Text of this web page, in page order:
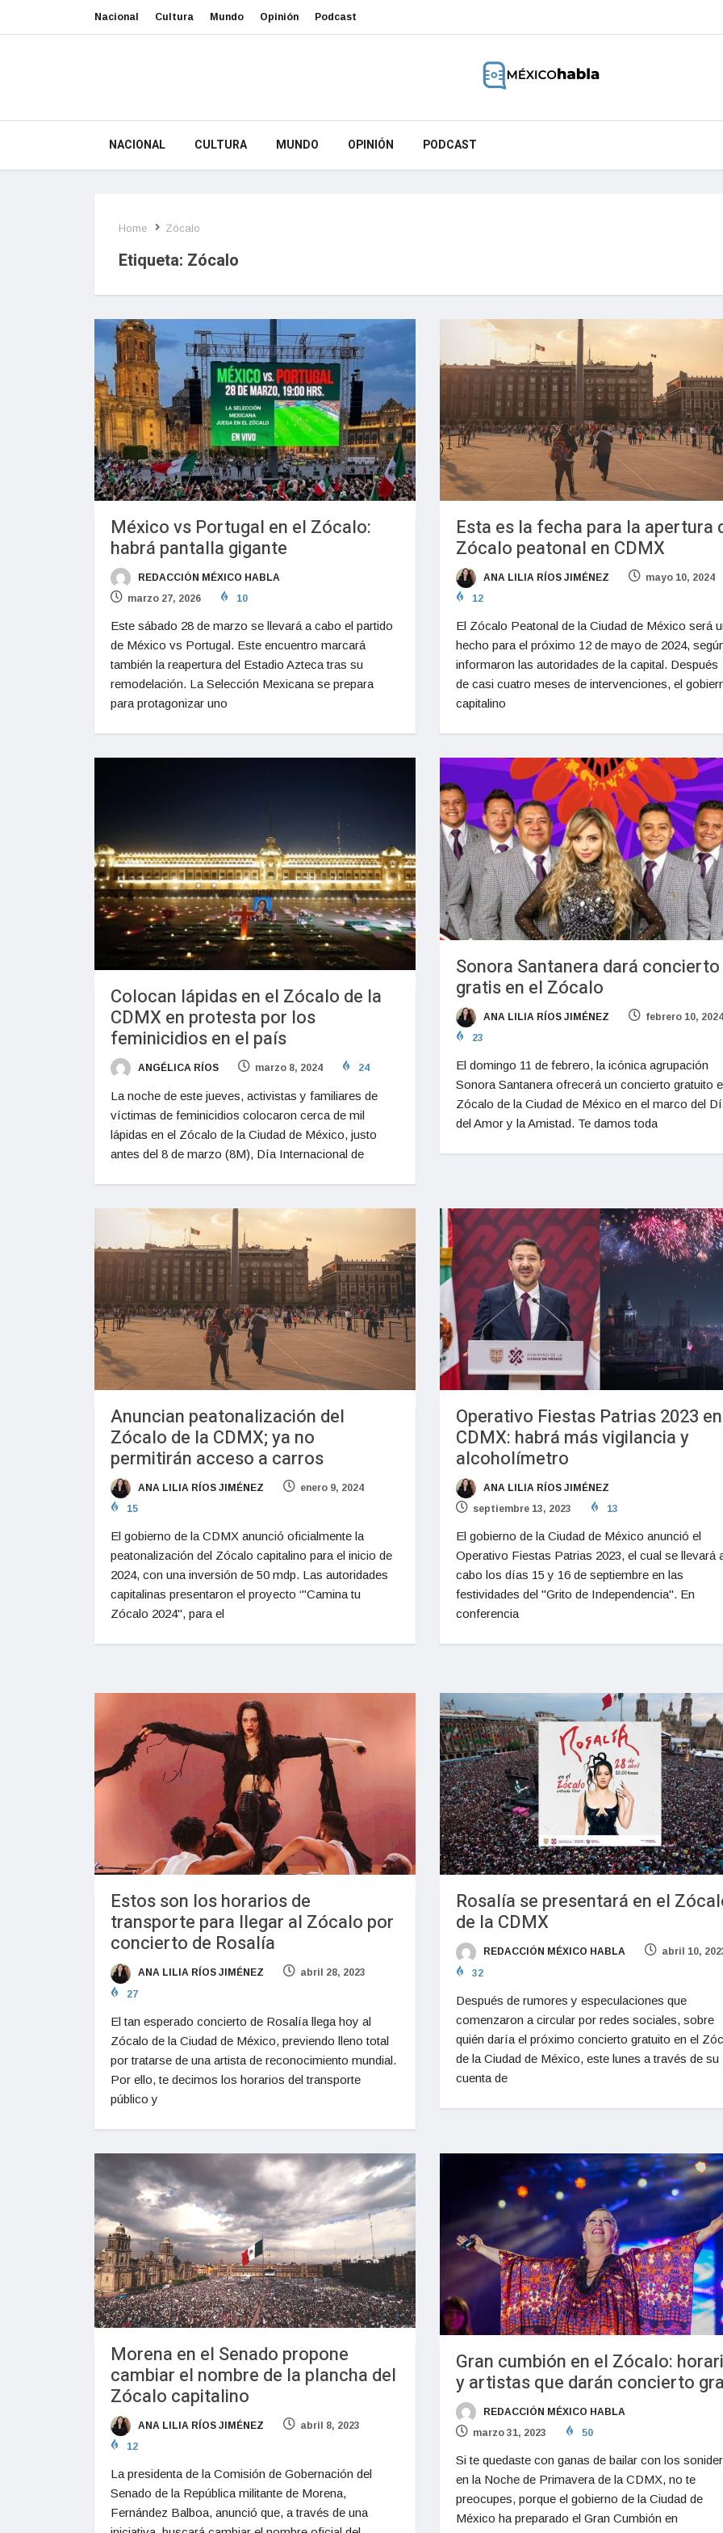
Nacional Cultura Mundo Opinión Podcast
NACIONAL CULTURA MUNDO OPINIÓN PODCAST
Home Zócalo
Etiqueta: Zócalo
México vs Portugal en el Zócalo:
habrá pantalla gigante
REDACCIÓN MÉXICO HABLA
marzo 27, 2026
10
Este sábado 28 de marzo se llevará a cabo el partido
de México vs Portugal. Este encuentro marcará
también la reapertura del Estadio Azteca tras su
remodelación. La Selección Mexicana se prepara
para protagonizar uno
Esta es la fecha para la apertura
Zócalo peatonal en CDMX
ANA LILIA RÍOS JIMÉNEZ
mayo 10, 2024
12
El Zócalo Peatonal de la Ciudad de México será
hecho para el próximo 12 de mayo de 2024,
informaron las autoridades de la capital. Después
de casi cuatro meses de intervenciones, el
capitalino
Colocan lápidas en el Zócalo de la
CDMX en protesta por los
feminicidios en el país
ANGÉLICA RÍOS marzo 8, 2024 24
La noche de este jueves, activistas y familiares de
víctimas de feminicidios colocaron cerca de mil
lápidas en el Zócalo de la Ciudad de México, justo
antes del 8 de marzo (8M), Día Internacional de
Sonora Santanera dará concierto
gratis en el Zócalo
ANA LILIA RÍOS JIMÉNEZ
febrero 10, 2024
23
El domingo 11 de febrero, la icónica agrupación
Sonora Santanera ofrecerá un concierto gratuito
Zócalo de la Ciudad de México en el marco del
del Amor y la Amistad. Te damos toda
Anuncian peatonalización del
Zócalo de la CDMX; ya no
permitirán acceso a carros
ANA LILIA RÍOS JIMÉNEZ
enero 9, 2024
15
El gobierno de la CDMX anunció oficialmente la
peatonalización del Zócalo capitalino para el inicio de
2024, con una inversión de 50 mdp. Las autoridades
capitalinas presentaron el proyecto ‘"Camina tu
Zócalo 2024", para el
Operativo Fiestas Patrias 2023 en
CDMX: habrá más vigilancia y
alcoholímetro
ANA LILIA RÍOS JIMÉNEZ
septiembre 13, 2023
13
El gobierno de la Ciudad de México anunció el
Operativo Fiestas Patrias 2023, el cual se llevará
cabo los días 15 y 16 de septiembre en las
festividades del "Grito de Independencia". En
conferencia
Estos son los horarios de
transporte para llegar al Zócalo por
concierto de Rosalía
ANA LILIA RÍOS JIMÉNEZ
abril 28, 2023
27
El tan esperado concierto de Rosalía llega hoy al
Zócalo de la Ciudad de México, previendo lleno total
por tratarse de una artista de reconocimiento mundial.
Por ello, te decimos los horarios del transporte
público y
Rosalía se presentará en el
de la CDMX
REDACCIÓN MÉXICO HABLA
abril 10,
32
Después de rumores y especulaciones que
comenzaron a circular por redes sociales, sobre
quién daría el próximo concierto gratuito en el
de la Ciudad de México, este lunes a través de su
cuenta de
Morena en el Senado propone
cambiar el nombre de la plancha del
Zócalo capitalino
ANA LILIA RÍOS JIMÉNEZ
abril 8, 2023
12
La presidenta de la Comisión de Gobernación del
Senado de la República militante de Morena,
Fernández Balboa, anunció que, a través de una
Gran cumbión en el Zócalo:
y artistas que darán concierto
REDACCIÓN MÉXICO HABLA
marzo 31, 2023
50
Si te quedaste con ganas de bailar con los
en la Noche de Primavera de la CDMX, no te
preocupes, porque el gobierno de la Ciudad de
México ha preparado el Gran Cumbión en